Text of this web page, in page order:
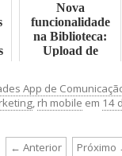
Nova
funcionalidade
na Biblioteca:
Upload de
App de
, rh mobile em 14
← Anterior Próximo